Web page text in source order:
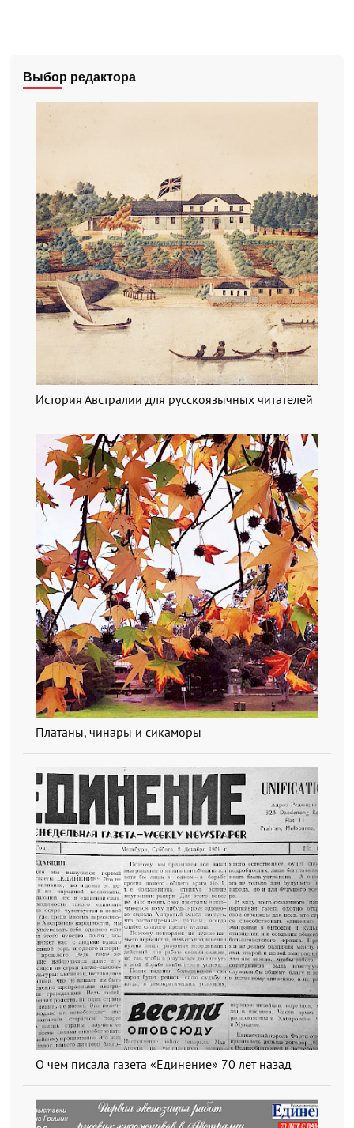
Выбор редактора
История Австралии для русскоязычных читателей
Платаны, чинары и сикаморы
О чем писала газета «Единение» 70 лет назад